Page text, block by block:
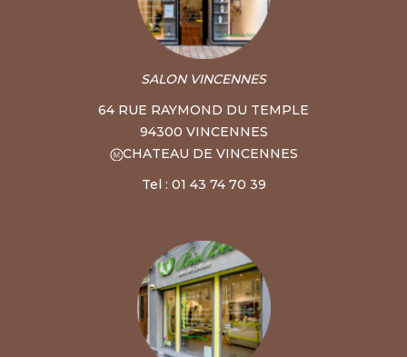
SALON VINCENNES
64 RUE RAYMOND DU TEMPLE
94300 VINCENNES
CHATEAU DE VINCENNES
Tel : 01 43 74 70 39